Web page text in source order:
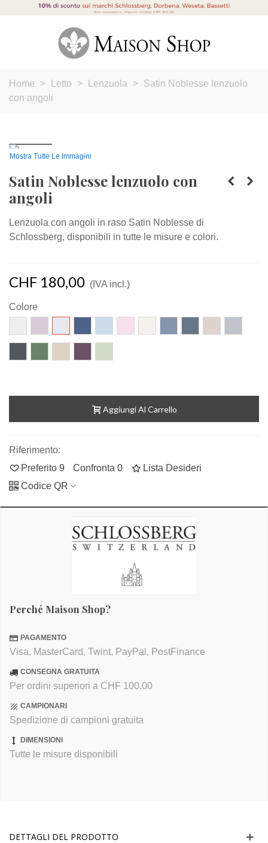
Home > Letto > Lenzuola > Satin Noblesse lenzuolo
con angoli
Mostra Tutte Le Immagini
Satin Noblesse lenzuolo con
angoli
Lenzuola con angoli in raso Satin Noblesse di
Schlossberg, disponibili in tutte le misure e colori.
CHF 180,00 (IVA incl.)
Colore
Aggiungi Al Carrello
Riferimento:
Preferito 9 Confronta 0
Lista Desideri
Codice QR
Perché Maison Shop?
PAGAMENTO
Visa, MasterCard, Twint, PayPal, PostFinance
CONSEGNA GRATUITA
Per ordini superiori a CHF 100.00
CAMPIONARI
Spedizione di campioni gratuita
DIMENSIONI
Tutte le misure disponibili
DETTAGLI DEL PRODOTTO